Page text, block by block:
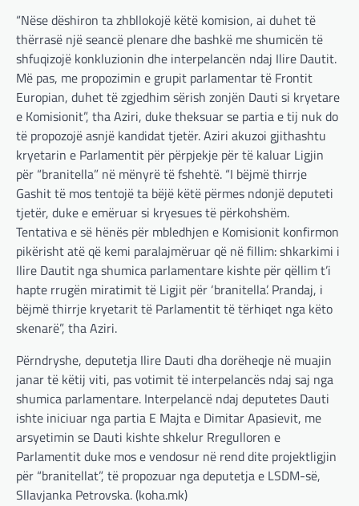
“Nëse dëshiron ta zhbllokojë këtë komision, ai duhet të
thërrasë një seancë plenare dhe bashkë me shumicën të
shfuqizojë konkluzionin dhe interpelancën ndaj Ilire Dautit.
Më pas, me propozimin e grupit parlamentar të Frontit
Europian, duhet të zgjedhim sërish zonjën Dauti si kryetare
e Komisionit”, tha Aziri, duke theksuar se partia e tij nuk do
të propozojë asnjë kandidat tjetër. Aziri akuzoi gjithashtu
kryetarin e Parlamentit për përpjekje për të kaluar Ligjin
për “branitella” në mënyrë të fshehtë. “I bëjmë thirrje
Gashit të mos tentojë ta bëjë këtë përmes ndonjë deputeti
tjetër, duke e emëruar si kryesues të përkohshëm.
Tentativa e së hënës për mbledhjen e Komisionit konfirmon
pikërisht atë që kemi paralajmëruar që në fillim: shkarkimi i
Ilire Dautit nga shumica parlamentare kishte për qëllim t’i
hapte rrugën miratimit të Ligjit për ‘branitella’. Prandaj, i
bëjmë thirrje kryetarit të Parlamentit të tërhiqet nga këto
skenarë”, tha Aziri.
Përndryshe, deputetja Ilire Dauti dha dorëheqje në muajin
janar të këtij viti, pas votimit të interpelancës ndaj saj nga
shumica parlamentare. Interpelancë ndaj deputetes Dauti
ishte iniciuar nga partia E Majta e Dimitar Apasievit, me
arsyetimin se Dauti kishte shkelur Rregulloren e
Parlamentit duke mos e vendosur në rend dite projektligjin
për “branitellat”, të propozuar nga deputetja e LSDM-së,
Sllavjanka Petrovska. (koha.mk)